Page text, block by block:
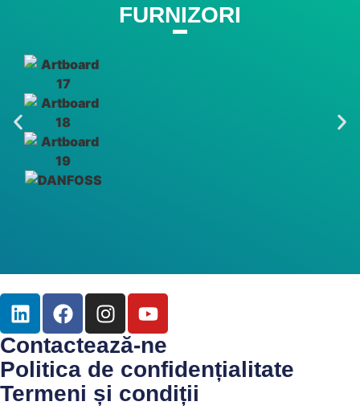
FURNIZORI
Contactează-ne
Politica de confidențialitate
Termeni și condiții